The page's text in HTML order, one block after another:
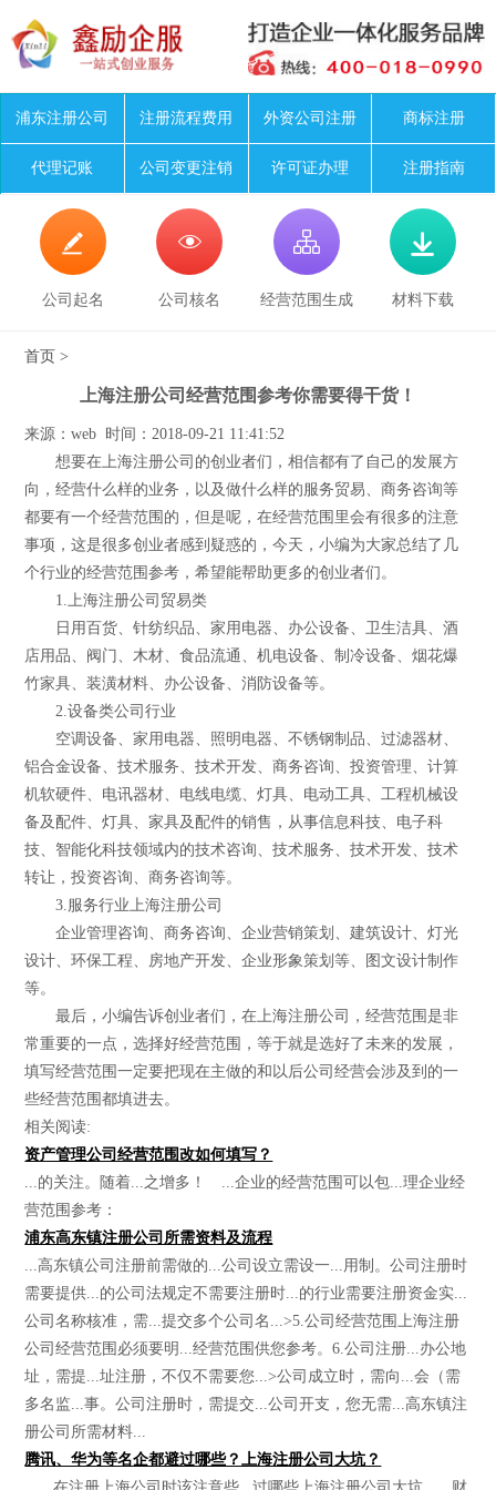
浦东注册公司 注册流程费用 外资公司注册 商标注册
代理记账 公司变更注销 许可证办理 注册指南

公司起名

公司核名

经营范围生成

材料下载
首页 >
上海注册公司经营范围参考你需要得干货！
来源：web 时间：2018-09-21 11:41:52
想要在上海注册公司的创业者们，相信都有了自己的发展方
向，经营什么样的业务，以及做什么样的服务贸易、商务咨询等
都要有一个经营范围的，但是呢，在经营范围里会有很多的注意
事项，这是很多创业者感到疑惑的，今天，小编为大家总结了几
个行业的经营范围参考，希望能帮助更多的创业者们。
1.上海注册公司贸易类
日用百货、针纺织品、家用电器、办公设备、卫生洁具、酒
店用品、阀门、木材、食品流通、机电设备、制冷设备、烟花爆
竹家具、装潢材料、办公设备、消防设备等。
2.设备类公司行业
空调设备、家用电器、照明电器、不锈钢制品、过滤器材、
铝合金设备、技术服务、技术开发、商务咨询、投资管理、计算
机软硬件、电讯器材、电线电缆、灯具、电动工具、工程机械设
备及配件、灯具、家具及配件的销售，从事信息科技、电子科
技、智能化科技领域内的技术咨询、技术服务、技术开发、技术
转让，投资咨询、商务咨询等。
3.服务行业上海注册公司
企业管理咨询、商务咨询、企业营销策划、建筑设计、灯光
设计、环保工程、房地产开发、企业形象策划等、图文设计制作
等。
最后，小编告诉创业者们，在上海注册公司，经营范围是非
常重要的一点，选择好经营范围，等于就是选好了未来的发展，
填写经营范围一定要把现在主做的和以后公司经营会涉及到的一
些经营范围都填进去。
相关阅读:
资产管理公司经营范围改如何填写？
...的关注。随着...之增多！ ...企业的经营范围可以包...理企业经
营范围参考：
浦东高东镇注册公司所需资料及流程
...高东镇公司注册前需做的...公司设立需设一...用制。公司注册时
需要提供...的公司法规定不需要注册时...的行业需要注册资金实...
公司名称核准，需...提交多个公司名...>5.公司经营范围上海注册
公司经营范围必须要明...经营范围供您参考。6.公司注册...办公地
址，需提...址注册，不仅不需要您...>公司成立时，需向...会（需
多名监...事。公司注册时，需提交...公司开支，您无需...高东镇注
册公司所需材料...
腾讯、华为等名企都避过哪些？上海注册公司大坑？